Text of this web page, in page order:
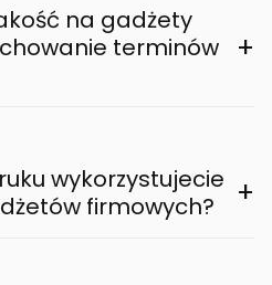
na gadżety
terminów
+
wykorzystujecie
firmowych?
+